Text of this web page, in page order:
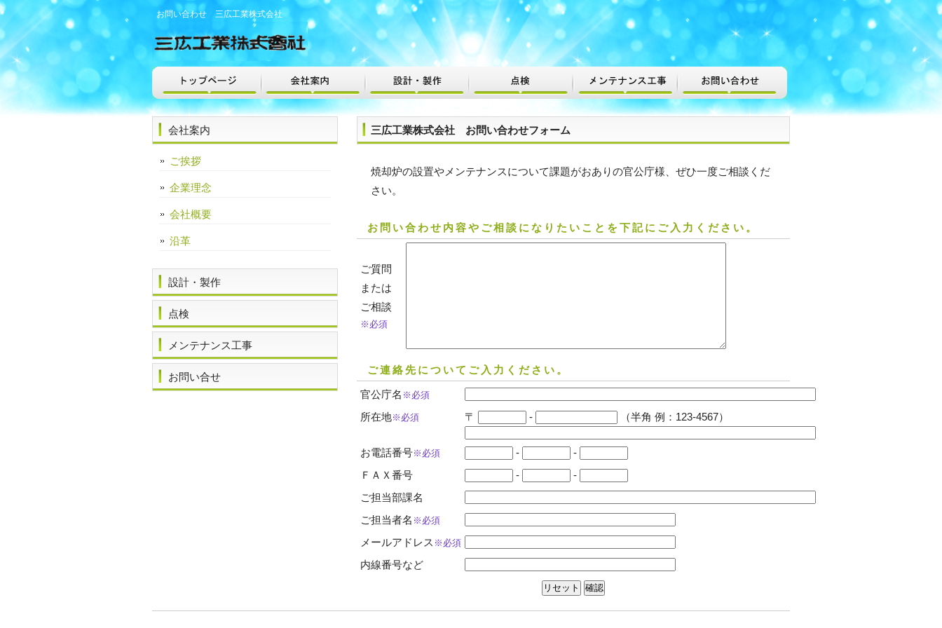
お問い合わせ 三広工業株式会社
三広工業株式会社 お問い合わせフォーム
焼却炉の設置やメンテナンスについて課題がおありの官公庁様、ぜひ一度ご相談くだ
さい。
お問い合わせ内容やご相談になりたいことを下記にご入力ください。
ご質問
または
ご相談
※必須
ご連絡先についてご入力ください。
官公庁名 ※必須
所在地※必須 〒 - （半角 例：123-4567）
お電話番号※必須 -
-
ＦＡＸ番号
-
-
ご担当部課名
ご担当者名 ※必須
メールアドレス ※必須
内線番号など
会社案内
ご挨拶
企業理念
会社概要
沿革
設計・製作
点検
メンテナンス工事
お問い合せ